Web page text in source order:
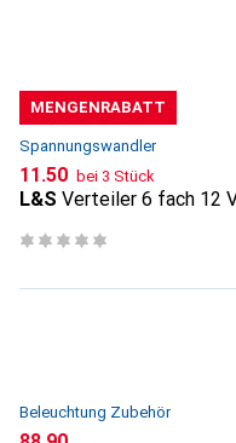
MENGENRABATT
Spannungswandler
CHF
11.50 bei 3 Stück
L&S Verteiler 6 fach 12
Beleuchtung Zubehör